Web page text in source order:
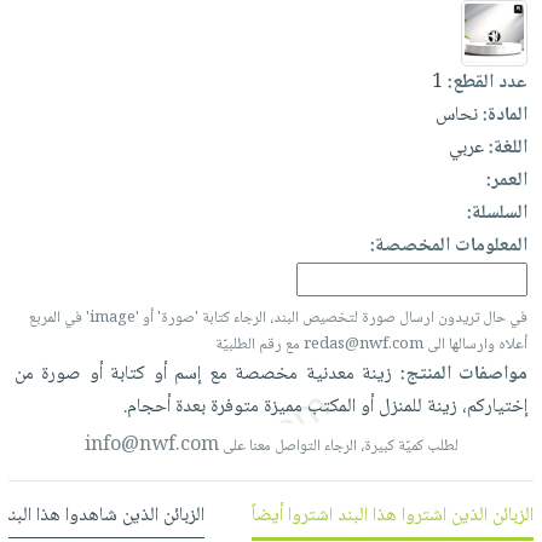
العناية
بالأسنان
الحمية
والتغذية
أدوات
المائدة
الأوعية
والتخزين
المطبخ
الأكثر
مبيعاً
العودة
للمدارس
اكسسوارات
كتب
اكسسوارات
منزلية
اكسسوارات
ملابس
مطرزات
حقائب
حلي
عناية
بالذات
شحن
مجاني
بنود
مختارة
اشتراكات
الاشتراكات
صندوق
القراءة
iKitab
بلا
حدود
بحث
متقدم
نيل
وفرات
عن
سياسة
الشركة
حسابك
الأمنيات
عدد القطع:1
المادة:نحاس
اللغة:عربي
العمر:
السلسلة:
المعلومات المخصصة:
في حال تريدون ارسال صورة لتخصيص البند، الرجاء كتابة 'صورة' أو 'image' في المربع
أعلاه وارسالها الى redas@nwf.com مع رقم الطلبيّة
مواصفات المنتج: زينة معدنية مخصصة معإسمأو كتابةأو صورة من
إختياركم، زينة للمنزلأو المكتب مميزة متوفرةبعدةأحجام.
لطلب كميّة كبيرة، الرجاء التواصل معنا علىinfo@nwf.com
الزبائن الذين اشتروا هذا البند اشتروا أيضاً الزبائن الذين شاهدوا هذا